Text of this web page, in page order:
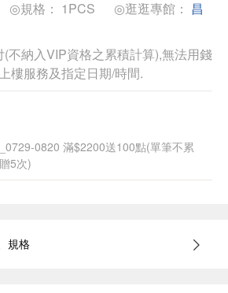
◎規格： 1PCS ◎逛逛專館： 昌
不納入VIP資格之累積計算),無法用錢
樓服務及指定日期/時間.
0820 滿$2200送100點(單筆不累
5次)
規格